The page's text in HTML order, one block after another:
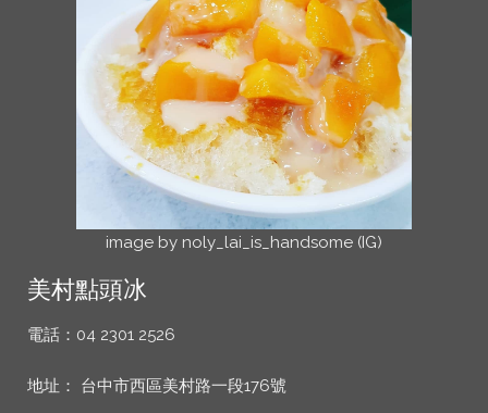
image by noly_lai_is_handsome (IG)
美村點頭冰
電話：04 2301 2526
地址： 台中市西區美村路一段176號